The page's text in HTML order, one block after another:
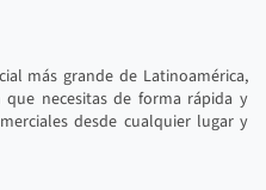
más grande de Latinoamérica,
necesitas de forma rápida y
desde cualquier lugar y